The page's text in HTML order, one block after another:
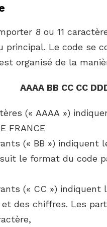
8 ou 11
principal. Le code se
organisé de la
AAAA BB CC CC
(« AAAA »)
FRANCE
(« BB ») indiquent
le format du code
(« CC ») indiquent
des chiffres. Les